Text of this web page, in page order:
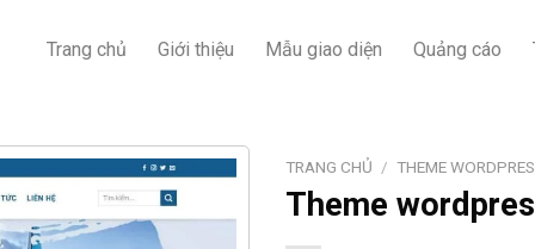
Trang chủ Giới thiệu Mẫu giao diện Quảng cáo
TRANG CHỦ / THEME
Theme